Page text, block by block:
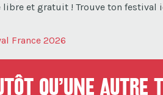
et gratuit ! Trouve ton festival
France 2026
qu’une